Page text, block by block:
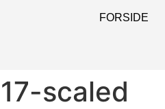
FORSIDE
scaled